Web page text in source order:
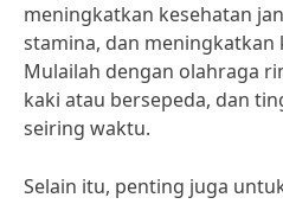
meningkatkan kesehatan
stamina, dan meningkatkan
Mulailah dengan olahraga
kaki atau bersepeda, dan
seiring waktu.
Selain itu, penting juga